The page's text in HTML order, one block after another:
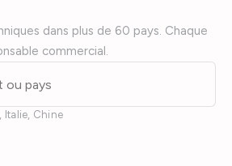
dans plus de 60 pays. Chaque
commercial.
Italie, Chine